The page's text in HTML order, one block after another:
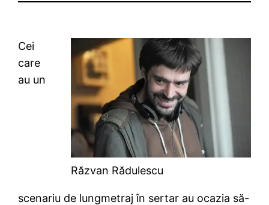
Răzvan Rădulescu
Cei
care
au un
scenariu de lungmetraj în sertar au ocazia să-